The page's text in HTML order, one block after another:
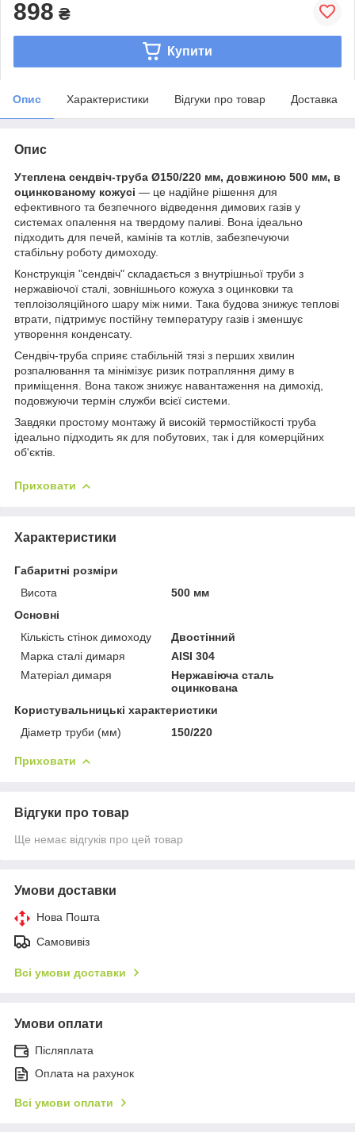
898 ₴
Купити
Опис Характеристики Відгуки про товар Доставка
Опис
Утеплена сендвіч-труба Ø150/220 мм, довжиною 500 мм, в
оцинкованому кожусі — це надійне рішення для
ефективного та безпечного відведення димових газів у
системах опалення на твердому паливі. Вона ідеально
підходить для печей, камінів та котлів, забезпечуючи
стабільну роботу димоходу.
Конструкція "сендвіч" складається з внутрішньої труби з
нержавіючої сталі, зовнішнього кожуха з оцинковки та
теплоізоляційного шару між ними. Така будова знижує теплові
втрати, підтримує постійну температуру газів і зменшує
утворення конденсату.
Сендвіч-труба сприяє стабільній тязі з перших хвилин
розпалювання та мінімізує ризик потрапляння диму в
приміщення. Вона також знижує навантаження на димохід,
подовжуючи термін служби всієї системи.
Завдяки простому монтажу й високій термостійкості труба
ідеально підходить як для побутових, так і для комерційних
об'єктів.
Приховати
Характеристики
Габаритні розміри
Висота
500 мм
Основні
Кількість стінок димоходу
Двостінний
Марка сталі димаря
AISI 304
Матеріал димаря
Нержавіюча сталь
оцинкована
Користувальницькі характеристики
Діаметр труби (мм)
150/220
Приховати
Відгуки про товар
Ще немає відгуків про цей товар
Умови доставки
Нова Пошта
Самовивіз
Всі умови доставки
Умови оплати
Післяплата
Оплата на рахунок
Всі умови оплати